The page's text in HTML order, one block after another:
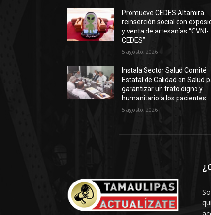
Promueve CEDES Altamira
reinserción social con
y venta de artesanías “OVNI-
CEDES”
5 agosto, 2026
Instala Sector Salud Comité
Estatal de Calidad en Salud
garantizar un trato digno y
humanitario a los pacientes
5 agosto, 2026